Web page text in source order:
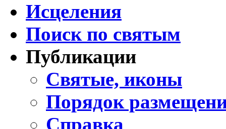
Исцеления
Поиск по святым
Публикации
Святые, иконы
Порядок
Справка